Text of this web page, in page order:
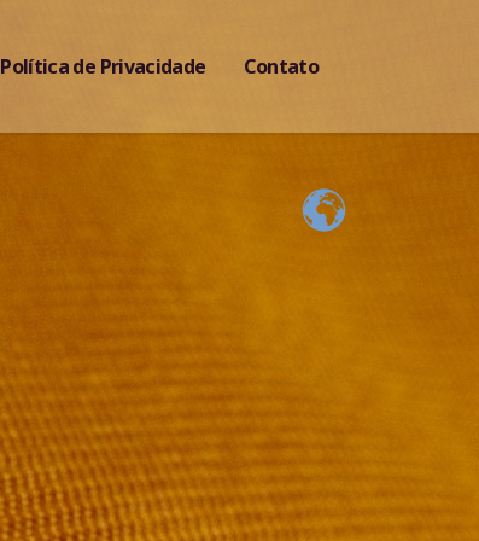
Política de Privacidade Contato